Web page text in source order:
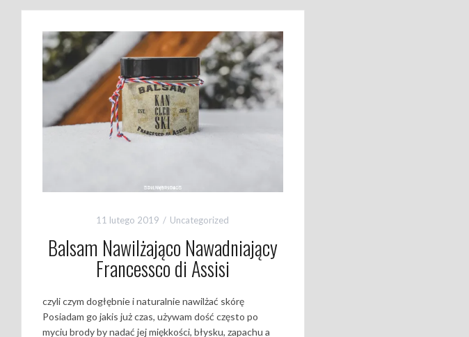
11 lutego 2019 Uncategorized
Balsam Nawilżająco Nawadniający
Francessco di Assisi
czyli czym dogłębnie i naturalnie nawilżać skórę
Posiadam go jakis już czas, używam dość często po
myciu brody by nadać jej miękkości, błysku, zapachu a